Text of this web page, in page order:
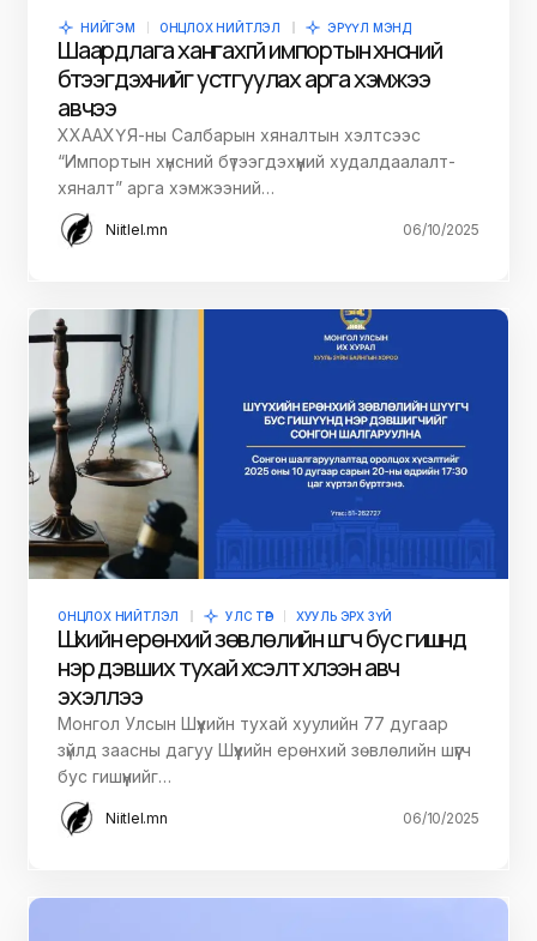
НИЙГЭМ ОНЦЛОХ НИЙТЛЭЛ ЭРҮҮЛ МЭНД
Шаардлага хангахгүй импортын хүнсний
бүтээгдэхүүнийг устгуулах арга хэмжээ
авчээ
ХХААХҮЯ-ны Салбарын хяналтын хэлтсээс
“Импортын хүнсний бүтээгдэхүүний худалдаалалт-
хяналт” арга хэмжээний…
Niitlel.mn 06/10/2025
ОНЦЛОХ НИЙТЛЭЛ УЛС ТӨР ХУУЛЬ ЭРХ ЗҮЙ
Шүүхийн ерөнхий зөвлөлийн шүүгч бус гишүүнд
нэр дэвших тухай хүсэлт хүлээн авч
эхэллээ
Монгол Улсын Шүүхийн тухай хуулийн 77 дугаар
зүйлд заасны дагуу Шүүхийн ерөнхий зөвлөлийн шүүгч
бус гишүүнийг…
Niitlel.mn 06/10/2025